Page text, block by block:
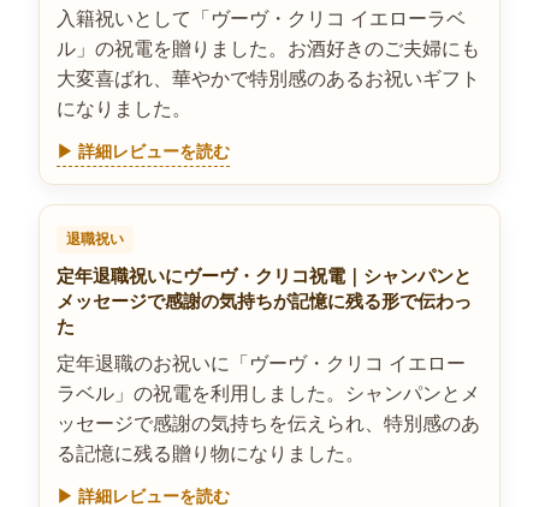
入籍祝いとして「ヴーヴ・クリコ イエローラベ
ル」の祝電を贈りました。お酒好きのご夫婦にも
大変喜ばれ、華やかで特別感のあるお祝いギフト
になりました。
▶ 詳細レビューを読む
退職祝い
定年退職祝いにヴーヴ・クリコ祝電｜シャンパンと
メッセージで感謝の気持ちが記憶に残る形で伝わっ
た
定年退職のお祝いに「ヴーヴ・クリコ イエロー
ラベル」の祝電を利用しました。シャンパンとメ
ッセージで感謝の気持ちを伝えられ、特別感のあ
る記憶に残る贈り物になりました。
▶ 詳細レビューを読む